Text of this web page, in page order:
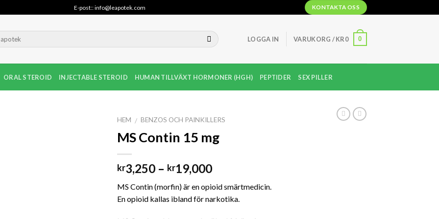
E-post:: info@leapotek.com KONTAKTA OSS
LOGGA IN VARUKORG /KR0 0
ORAL STEROID INJECTABLE STEROID HUMAN TILLVÄXT HORMONER (HGH) PEPTIDER SEX PILLER
HEM / BENZOS OCH PAINKILLERS
MS Contin 15 mg
kr3,250 – kr19,000Prisintervall:
till
kr19,000
MS Contin (morfin) är en opioid smärtmedicin.
En opioid kallas ibland för narkotika.